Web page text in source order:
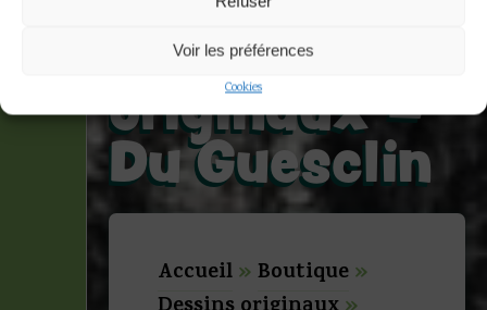
Voir les préférences
Cookies
4 dessins
originaux –
Du Guesclin
Accueil»Boutique»